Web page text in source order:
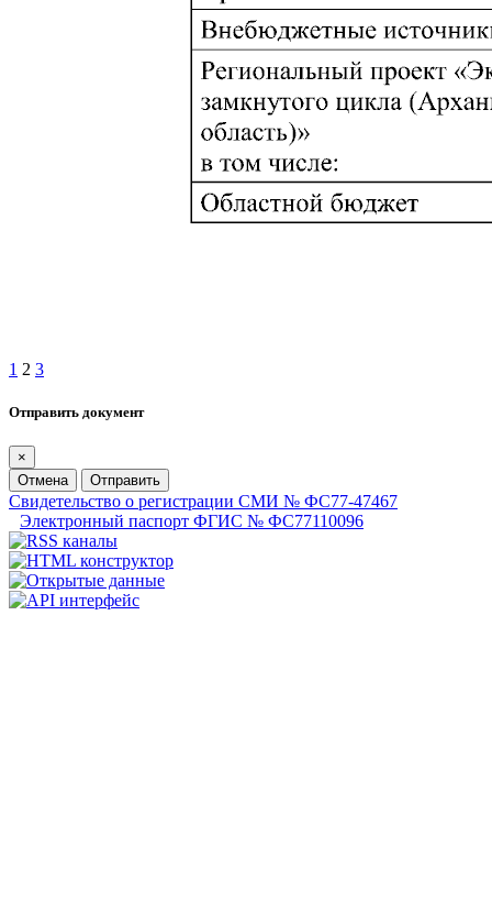
1 2 3
Отправить документ
×
Отмена
Отправить
Свидетельство о регистрации СМИ № ФС77-47467
Электронный паспорт ФГИС № ФС77110096